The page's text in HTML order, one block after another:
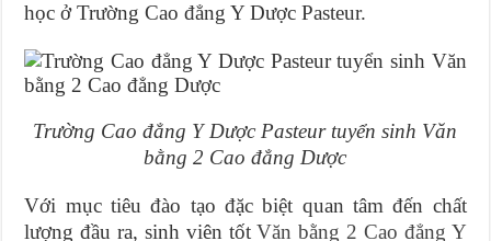
học ở Trường Cao đẳng Y Dược Pasteur.
Trường Cao đẳng Y Dược Pasteur tuyển sinh Văn
bằng 2 Cao đẳng Dược
Với mục tiêu đào tạo đặc biệt quan tâm đến chất
lượng đầu ra, sinh viên tốtVăn bằng 2 Cao đẳng Y